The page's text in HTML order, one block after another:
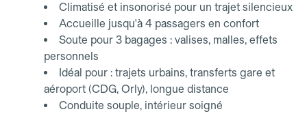
Climatisé et insonorisé pour un trajet silencieux
Accueille jusqu'à 4 passagers en confort
Soute pour 3 bagages : valises, malles, effets
personnels
Idéal pour : trajets urbains, transferts gare et
aéroport (CDG, Orly), longue distance
Conduite souple, intérieur soigné